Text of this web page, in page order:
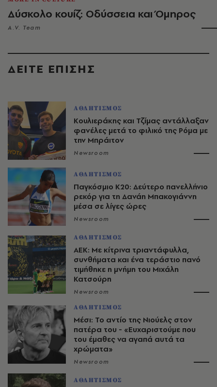
Δύσκολο κουίζ: Οδύσσεια και Όμηρος
A.V. Team
ΔΕΙΤΕ ΕΠΙΣΗΣ
ΑΘΛΗΤΙΣΜΟΣ
Κουλιεράκης και Τζίμας αντάλλαξαν
φανέλες μετά το φιλικό της Ρόμα με
την Μπράιτον
Newsroom
ΑΘΛΗΤΙΣΜΟΣ
Παγκόσμιο Κ20: Δεύτερο πανελλήνιο
ρεκόρ για τη Δανάη Μπακογιάννη
μέσα σε λίγες ώρες
Newsroom
ΑΘΛΗΤΙΣΜΟΣ
ΑΕΚ: Με κίτρινα τριαντάφυλλα,
συνθήματα και ένα τεράστιο πανό
τιμήθηκε η μνήμη του Μιχάλη
Κατσούρη
Newsroom
ΑΘΛΗΤΙΣΜΟΣ
Μέσι: Το αντίο της Νιούελς στον
πατέρα του - «Ευχαριστούμε που
του έμαθες να αγαπά αυτά τα
χρώματα»
Newsroom
ΑΘΛΗΤΙΣΜΟΣ